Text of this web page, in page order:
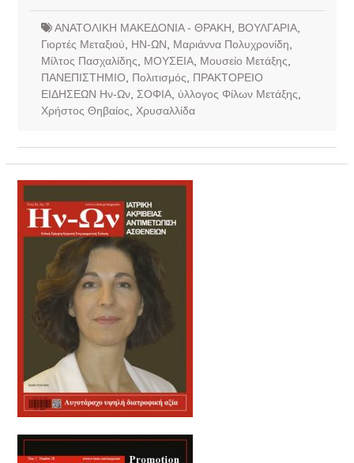
ΑΝΑΤΟΛΙΚΗ ΜΑΚΕΔΟΝΙΑ - ΘΡΑΚΗ ΒΟΥΛΓΑΡΙΑ,
Γιορτές Μεταξιού
ΗΝ-ΩΝ Μαριάννα Πολυχρονίδη
Μίλτος Πασχαλίδης
ΜΟΥΣΕΙΑ, Μουσείο Μετάξης
ΠΑΝΕΠΙΣΤΗΜΙΟ
Πολιτισμός
ΠΡΑΚΤΟΡΕΙΟ
ΕΙΔΗΣΕΩΝ Ην-Ων, ΣΟΦΙΑ, ύλλογος Φίλων Μετάξης
Χρήστος Θηβαίος
Χρυσαλλίδα